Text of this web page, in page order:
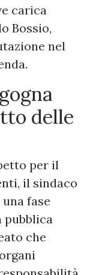
carica
Bossio,
nel
delle
per il
il sindaco
fase
pubblica
che